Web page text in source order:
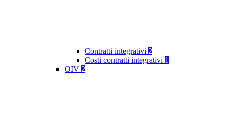
Contratti integrativi 2
Costi contratti integrativi 1
OIV 2